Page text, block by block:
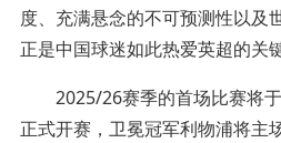
度、充满悬念的不可预测性以及
正是中国球迷如此热爱英超的关
2025/26赛季的首场比赛将
正式开赛，卫冕冠军利物浦将主